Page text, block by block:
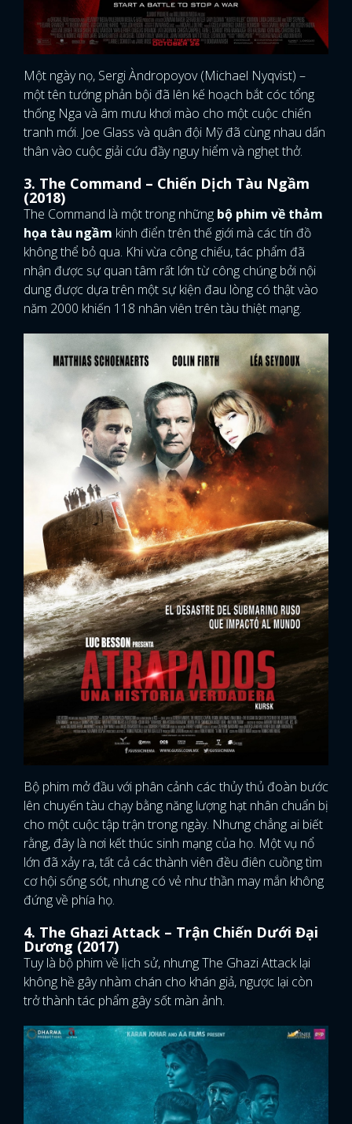
Một ngày nọ, Sergi Àndropoyov (Michael Nyqvist) –
một tên tướng phản bội đã lên kế hoạch bắt cóc tổng
thống Nga và âm mưu khơi mào cho một cuộc chiến
tranh mới. Joe Glass và quân đội Mỹ đã cùng nhau dấn
thân vào cuộc giải cứu đầy nguy hiểm và nghẹt thở.
3. The Command – Chiến Dịch Tàu Ngầm
(2018)
The Command là một trong những bộ phim về thảm
họa tàu ngầm kinh điển trên thế giới mà các tín đồ
không thể bỏ qua. Khi vừa công chiếu, tác phẩm đã
nhận được sự quan tâm rất lớn từ công chúng bởi nội
dung được dựa trên một sự kiện đau lòng có thật vào
năm 2000 khiến 118 nhân viên trên tàu thiệt mạng.
Bộ phim mở đầu với phân cảnh các thủy thủ đoàn bước
lên chuyến tàu chạy bằng năng lượng hạt nhân chuẩn bị
cho một cuộc tập trận trong ngày. Nhưng chẳng ai biết
rằng, đây là nơi kết thúc sinh mạng của họ. Một vụ nổ
lớn đã xảy ra, tất cả các thành viên đều điên cuồng tìm
cơ hội sống sót, nhưng có vẻ như thần may mắn không
đứng về phía họ.
4. The Ghazi Attack – Trận Chiến Dưới Đại
Dương (2017)
Tuy là bộ phim về lịch sử, nhưng The Ghazi Attack lại
không hề gây nhàm chán cho khán giả, ngược lại còn
trở thành tác phẩm gây sốt màn ảnh.